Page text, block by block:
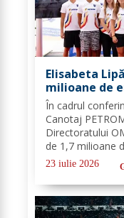
Elisabeta
milioane de
Canotaj
În cadrul
Canotaj
Directoratului
de 1,7 milioane
proiect de mare
sportul
23 iulie 2026